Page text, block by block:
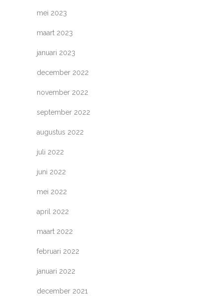
mei 2023
maart 2023
januari 2023
december 2022
november 2022
september 2022
augustus 2022
juli 2022
juni 2022
mei 2022
april 2022
maart 2022
februari 2022
januari 2022
december 2021